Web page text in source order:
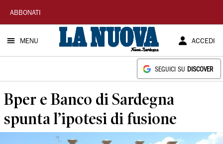
La
Nuova
Sardegna
ABBONATI
MENU ACCEDI
SEGUICI SU DISCOVER
Bper e Banco di Sardegna
spunta l’ipotesi di fusione